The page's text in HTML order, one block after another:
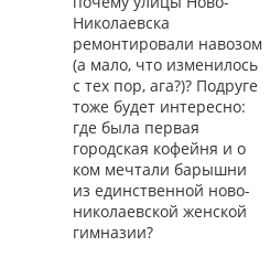
Николаевска
ремонтировали навозом
(а мало, что изменилось
с тех пор, ага?)? Подруге
тоже будет интересно:
где была первая
городская кофейня и о
ком мечтали барышни
из единственной ново-
николаевской женской
гимназии?